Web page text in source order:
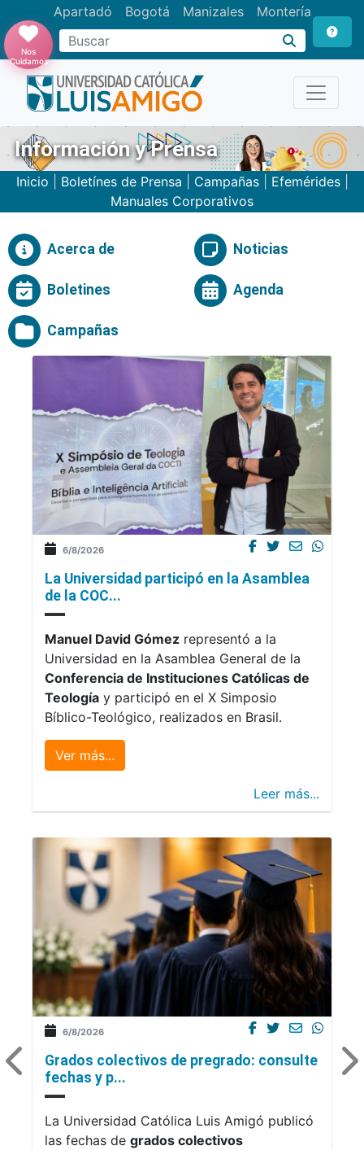
Apartadó Bogotá Manizales Montería
Buscar
Nos
Cuidamos
Información y Prensa
Inicio Boletínes de Prensa Campañas Efemérides
Manuales Corporativos
Acerca de Noticias
Boletines Agenda
Campañas
6/8/2026
La Universidad participó en la Asamblea
de la COC...
Manuel David Gómez representó a la
Universidad en la Asamblea General de la
Conferencia de Instituciones Católicas de
Teología y participó en el X Simposio
Bíblico-Teológico, realizados en Brasil.
Ver más...
Leer más...
6/8/2026
Grados colectivos de pregrado: consulte
fechas y p...
La Universidad Católica Luis Amigó publicó
las fechas de grados colectivos